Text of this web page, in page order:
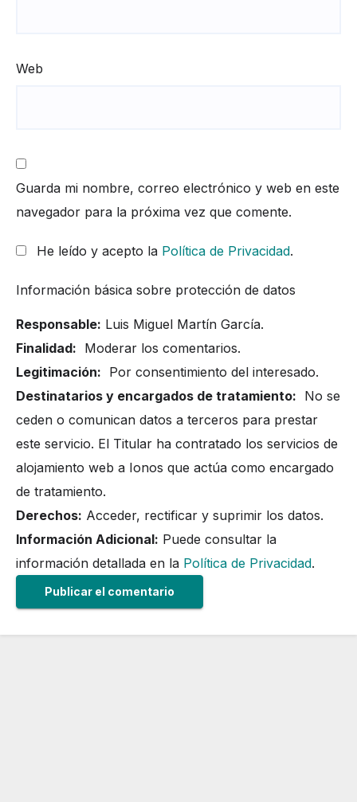
Web
Guarda mi nombre, correo electrónico y web en este
navegador para la próxima vez que comente.
He leído y acepto la Política de Privacidad.
Información básica sobre protección de datos
Responsable: Luis Miguel Martín García.
Finalidad: Moderar los comentarios.
Legitimación: Por consentimiento del interesado.
Destinatarios y encargados de tratamiento: No se
ceden o comunican datos a terceros para prestar
este servicio. El Titular ha contratado los servicios de
alojamiento web a Ionos que actúa como encargado
de tratamiento.
Derechos: Acceder, rectificar y suprimir los datos.
Información Adicional: Puede consultar la
información detallada en la Política de Privacidad.